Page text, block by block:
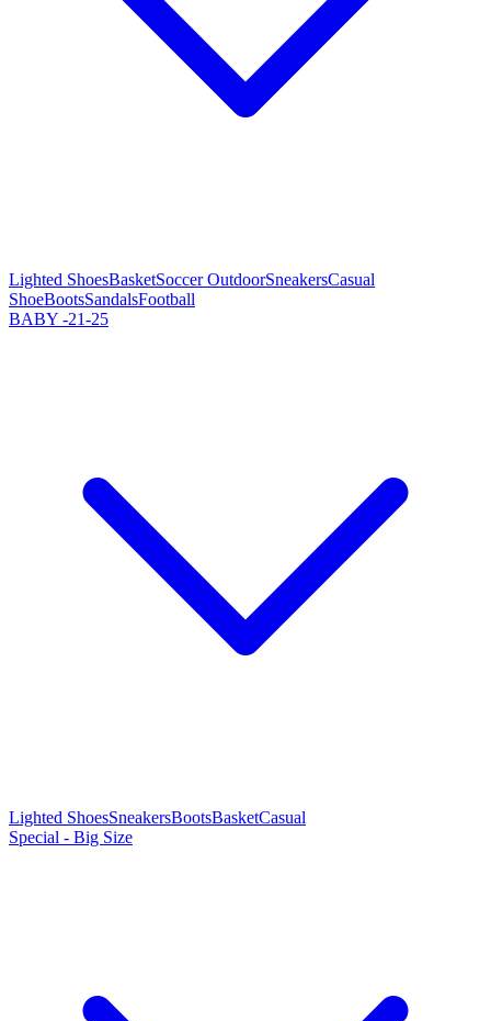
Lighted ShoesBasketSoccer OutdoorSneakersCasual
ShoeBootsSandalsFootball
BABY -21-25
Lighted ShoesSneakersBootsBasketCasual
Special - Big Size